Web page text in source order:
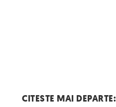
CITESTE MAI DEPARTE: